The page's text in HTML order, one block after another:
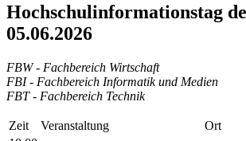
Hochschulinformationstag
05.06.2026
FBW - Fachbereich Wirtschaft
FBI - Fachbereich Informatik und Medien
FBT - Fachbereich Technik
Zeit Veranstaltung Ort